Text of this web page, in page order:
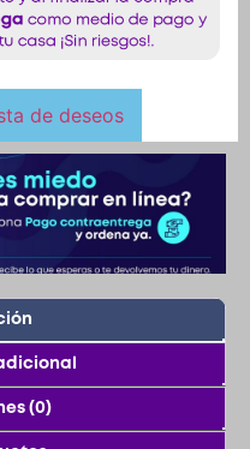
de deseos
(0)